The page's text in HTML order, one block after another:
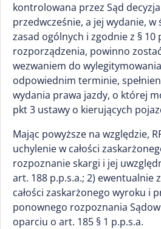
kontrolowana przez Sąd
przedwcześnie, a jej wydanie, w
zasad ogólnych i zgodnie z § 10
rozporządzenia, powinno
wezwaniem do
odpowiednim terminie,
wydania prawa jazdy, o której
pkt 3 ustawy o kierujących
Mając powyższe na względzie,
uchylenie w całości
rozpoznanie skargi i jej
art. 188 p.p.s.a.; 2) ewentualnie
całości zaskarżonego wyroku i
ponownego rozpoznania
oparciu o art. 185 § 1 p.p.s.a.